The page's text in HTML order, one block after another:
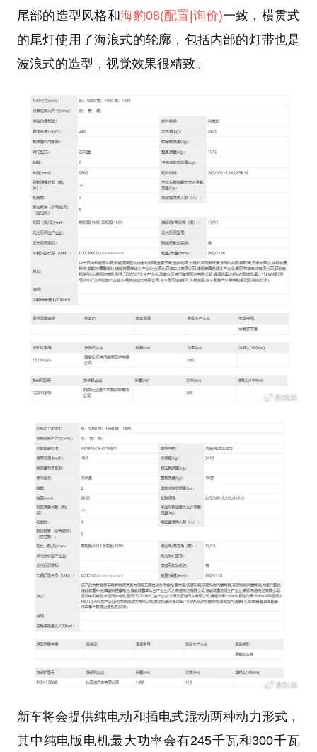
尾部的造型风格和海豹08(配置 |询价)一致，横贯式
的尾灯使用了海浪式的轮廓，包括内部的灯带也是
波浪式的造型，视觉效果很精致。
新车将会提供纯电动和插电式混动两种动力形式，
其中纯电版电机最大功率会有245千瓦和300千瓦